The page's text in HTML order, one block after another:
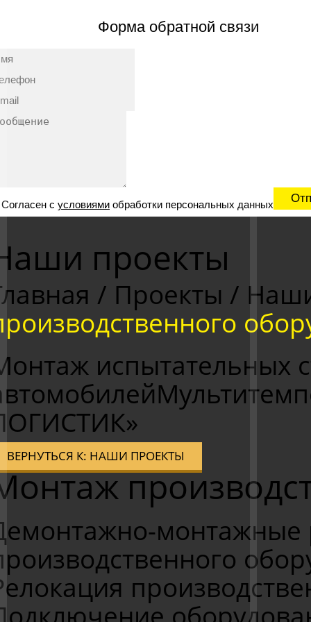
Форма обратной связи
с условиями обработки персональных данных
проекты
/ Проекты /
испытательных
ВЕРНУТЬСЯ К: НАШИ ПРОЕКТЫ
монтажные